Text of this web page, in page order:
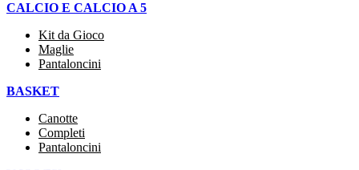
CALCIO E CALCIO A 5
Kit da Gioco
Maglie
Pantaloncini
BASKET
Canotte
Completi
Pantaloncini